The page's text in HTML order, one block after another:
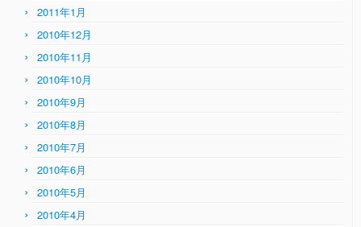
2011年1月
2010年12月
2010年11月
2010年10月
2010年9月
2010年8月
2010年7月
2010年6月
2010年5月
2010年4月